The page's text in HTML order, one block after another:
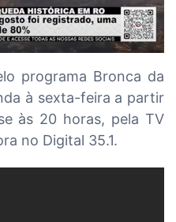
programa Bronca da
à sexta-feira a partir
às 20 horas, pela TV
no Digital 35.1.